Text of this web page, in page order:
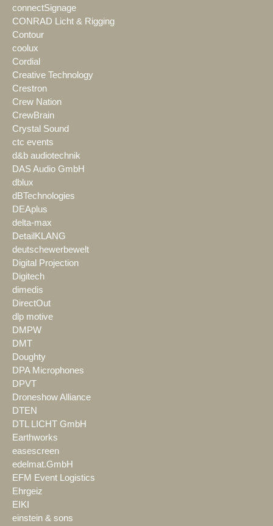
connectSignage
CONRAD Licht & Rigging
Contour
coolux
Cordial
Creative Technology
Crestron
Crew Nation
CrewBrain
Crystal Sound
ctc events
d&b audiotechnik
DAS Audio GmbH
dblux
dBTechnologies
DEAplus
delta-max
DetailKLANG
deutschewerbewelt
Digital Projection
Digitech
dimedis
DirectOut
dlp motive
DMPW
DMT
Doughty
DPA Microphones
DPVT
Droneshow Alliance
DTEN
DTL LICHT GmbH
Earthworks
easescreen
edelmat.GmbH
EFM Event Logistics
Ehrgeiz
EIKI
einstein & sons